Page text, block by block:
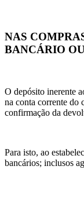
NAS
BANCÁRIO
O depósito inerente
na conta corrente do
confirmação da
Para isto, ao
bancários; inclusos